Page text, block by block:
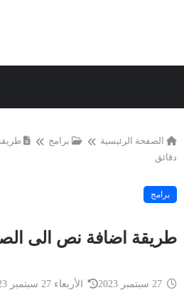
الصفحة الرئيسية برامج
دقائق
برامج
طريقة اضافة نص الى الصور في
الأربعاء 27 سبتمبر 2023